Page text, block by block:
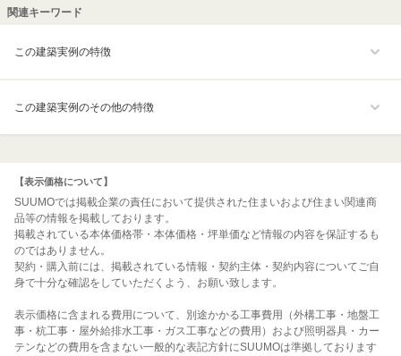
関連キーワード
この建築実例の特徴
この建築実例のその他の特徴
【表示価格について】
SUUMOでは掲載企業の責任において提供された住まいおよび住まい関連商
品等の情報を掲載しております。
掲載されている本体価格帯・本体価格・坪単価など情報の内容を保証するも
のではありません。
契約・購入前には、掲載されている情報・契約主体・契約内容についてご自
身で十分な確認をしていただくよう、お願い致します。
表示価格に含まれる費用について、別途かかる工事費用（外構工事・地盤工
事・杭工事・屋外給排水工事・ガス工事などの費用）および照明器具・カー
テンなどの費用を含まない一般的な表記方針にSUUMOは準拠しております